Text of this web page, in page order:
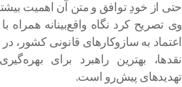
حتی از خودِ توافق و متن آن اهمیت
وی تصریح کرد نگاه واقع‌بینانه
اعتماد به سازوکارهای قانونی کشور،
نقدها، بهترین راهبرد برای
تهدیدهای پیش‌رو است.